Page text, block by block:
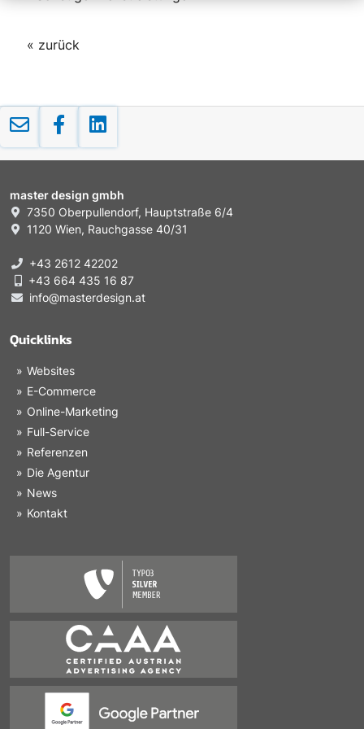
« zurück
master design gmbh
7350 Oberpullendorf, Hauptstraße 6/4
1120 Wien, Rauchgasse 40/31
+43 2612 42202
+43 664 435 16 87
info@masterdesign.at
Quicklinks
Websites
E-Commerce
Online-Marketing
Full-Service
Referenzen
Die Agentur
News
Kontakt